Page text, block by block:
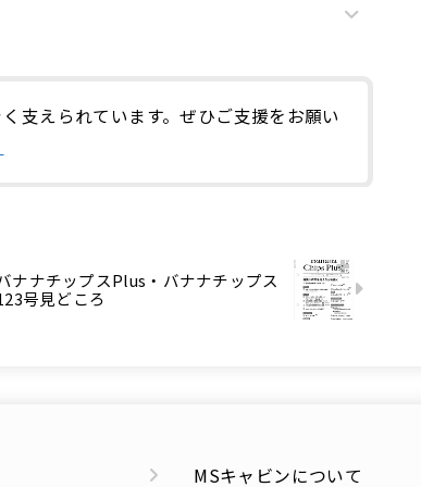
支えられています。ぜひご支援をお願い
ナナチップスPlus・バナナチップス
号見どころ
MSキャビンについて